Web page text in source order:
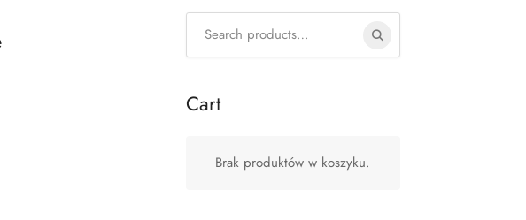
Cart
Brak produktów w koszyku.